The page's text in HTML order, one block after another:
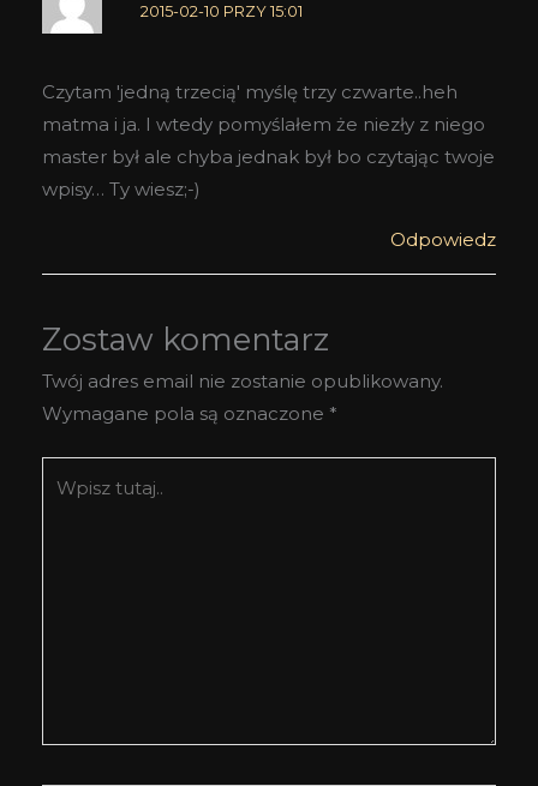
2015-02-10 PRZY 15:01
Czytam 'jedną trzecią' myślę trzy czwarte..heh
matma i ja. I wtedy pomyślałem że niezły z niego
master był ale chyba jednak był bo czytając twoje
wpisy… Ty wiesz;-)
Odpowiedz
Zostaw komentarz
Twój adres email nie zostanie opublikowany.
Wymagane pola są oznaczone *
tutaj..